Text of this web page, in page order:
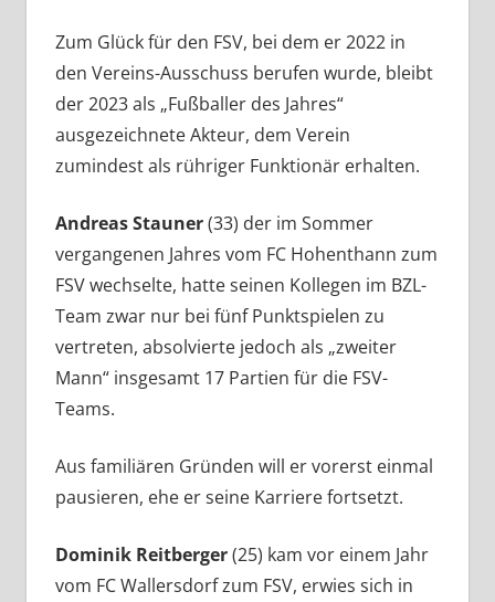
Zum Glück für den FSV, bei dem er 2022 in
den Vereins-Ausschuss berufen wurde, bleibt
der 2023 als „Fußballer des Jahres“
ausgezeichnete Akteur, dem Verein
zumindest als rühriger Funktionär erhalten.
Andreas Stauner(33) der im Sommer
vergangenen Jahres vom FC Hohenthann zum
FSV wechselte, hatte seinen Kollegen im BZL-
Team zwar nur bei fünf Punktspielen zu
vertreten, absolvierte jedoch als „zweiter
Mann“ insgesamt 17 Partien für die FSV-
Teams.
Aus familiären Gründen will er vorerst einmal
pausieren, ehe er seine Karriere fortsetzt.
Dominik Reitberger(25) kam vor einem Jahr
vom FC Wallersdorf zum FSV, erwies sich in